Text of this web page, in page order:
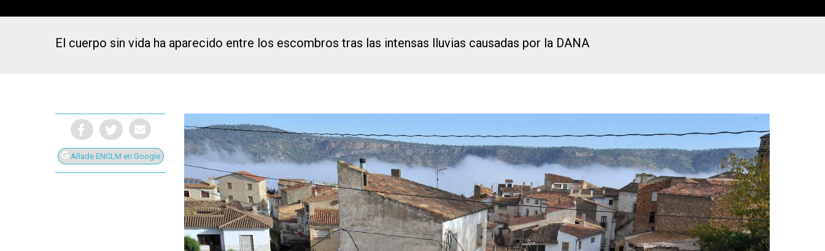
Presiona Intro para buscar o ESC para cerrar
El cuerpo sin vida ha aparecido entre los escombros tras las intensas lluvias causadas por la DANA
Añade ENCLM en Google